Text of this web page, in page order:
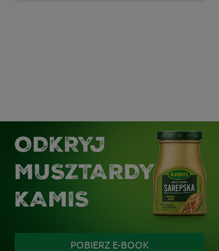
ODKRYJ
MUSZTARDY
KAMIS
POBIERZ E-BOOK